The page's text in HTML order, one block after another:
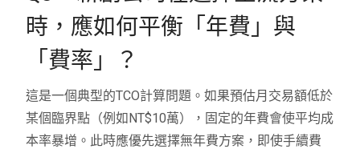
時，應如何平衡「年費」與
「費率」？
這是一個典型的TCO計算問題。如果預估月交易額低於
某個臨界點（例如NT$10萬），固定的年費會使平均成
本率暴增。此時應優先選擇無年費方案，即使手續費